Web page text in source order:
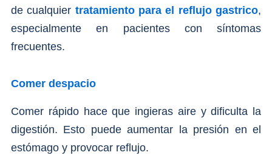
de cualquier tratamiento para el reflujo gastrico,
especialmente en pacientes con síntomas
frecuentes.
Comer despacio
Comer rápido hace que ingieras aire y dificulta la
digestión. Esto puede aumentar la presión en el
estómago y provocar reflujo.